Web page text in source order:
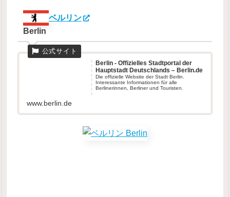
ベルリン
Berlin
Berlin - Offizielles Stadtportal der
Hauptstadt Deutschlands – Berlin.de
Die offizielle Website der Stadt Berlin.
Interessante Informationen für alle
Berlinerinnen, Berliner und Touristen.
www.berlin.de